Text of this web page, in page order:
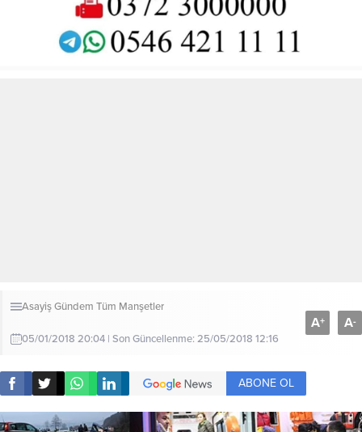
AsayişGündem Tüm Manşetler
05/01/2018 20:04 | Son Güncellenme: 25/05/2018 12:16
A+ A-
ABONE OL